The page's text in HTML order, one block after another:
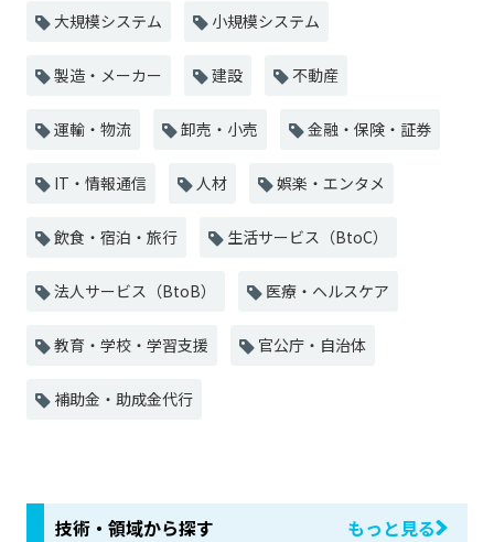
大規模システム 小規模システム
製造・メーカー 建設 不動産
運輸・物流 卸売・小売 金融・保険・証券
IT・情報通信 人材 娯楽・エンタメ
飲食・宿泊・旅行 生活サービス（BtoC）
法人サービス（BtoB） 医療・ヘルスケア
教育・学校・学習支援 官公庁・自治体
補助金・助成金代行
技術・領域から探す もっと見る